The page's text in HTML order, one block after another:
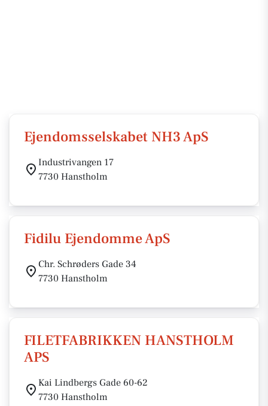
Ejendomsselskabet NH3 ApS
Industrivangen 17
7730 Hanstholm
Fidilu Ejendomme ApS
Chr. Schrøders Gade 34
7730 Hanstholm
FILETFABRIKKEN HANSTHOLM
APS
Kai Lindbergs Gade 60-62
7730 Hanstholm